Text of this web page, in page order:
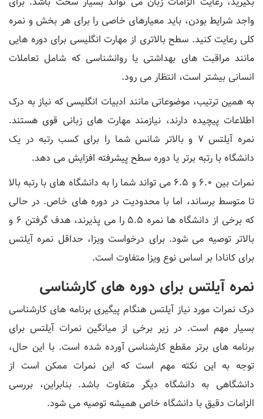
واجد شرایط بودن، باید معیارهای خاصی را برای هر بخش و نمره
کلی رعایت کنید. سطح بالاتری از مهارت انگلیسی برای دوره هایی
مانند مراقبت های بهداشتی یا روانشناسی که شامل تعاملات
انسانی بیشتر است، انتظار می رود.
به همین ترتیب، موضوعاتی مانند ادبیات انگلیسی که نیاز به درک
اطلاعات پیچیده دارند، نیازمند مهارت های زبانی قوی هستند.
نمره آیلتس 7 و بالاتر شانس شما را برای کسب رتبه در یک
دانشگاه با رتبه برتر یا دوره سطح پیشرفته افزایش می دهد.
نمرات بین 6.0 و 6.5 می تواند شما را به دانشگاه های با رتبه بالا
تا متوسط برساند، اما با محدودیت در دوره های خاص. در حالی
که برخی از دانشگاه ها نمره 5.5 را می پذیرند، هدف گرفتن 6 و
بالاتر توصیه می شود. برای درخواست ویزا، حداقل نمره آیلتس
برای کانادا بر اساس نوع ویزا متفاوت است.
نمره آیلتس برای دوره های کارشناسی
درک نمرات مورد نیاز آیلتس هنگام پیگیری برنامه های کارشناسی
بسیار مهم است. در زیر برخی از میانگین نمرات آیلتس برای
برنامه های برتر مقطع کارشناسی آورده شده است. با این حال،
توجه به این نکته مهم است که این نمرات ممکن است از
دانشگاهی به دانشگاه دیگر متفاوت باشد. بنابراین، بررسی
الزامات دقیق با دانشگاه خاص همیشه توصیه می شود.